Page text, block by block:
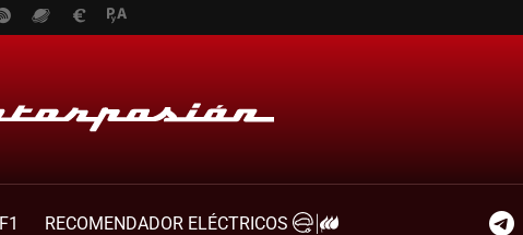
F1
RECOMENDADOR ELÉCTRICOS